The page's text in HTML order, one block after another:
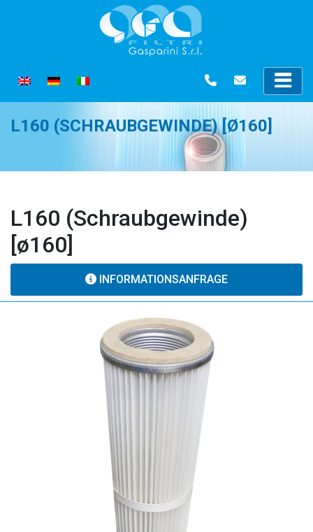
L160 (SCHRAUBGEWINDE) [Ø160]
L160 (Schraubgewinde)
[ø160]
INFORMATIONSANFRAGE